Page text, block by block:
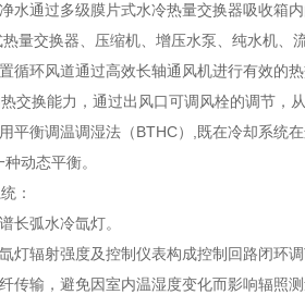
水通过多级膜片式水冷热量交换器吸收箱
量交换器、压缩机、增压水泵、纯水机、
循环风道通过高效长轴通风机进行有效的
交换能力，通过出风口可调风栓的调节，
平衡调温调湿法（BTHC）,既在冷却系统
动态平衡。
：
长弧水冷氙灯。
灯辐射强度及控制仪表构成控制回路闭环
传输，避免因室内温湿度变化而影响辐照测